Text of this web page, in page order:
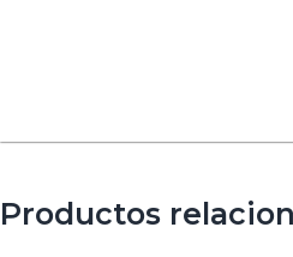
Productos